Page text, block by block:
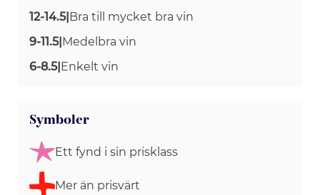
12-14.5| Bra till mycket bra vin
9-11.5| Medelbra vin
6-8.5| Enkelt vin
Symboler
Ett fynd i sin prisklass
Mer än prisvärt